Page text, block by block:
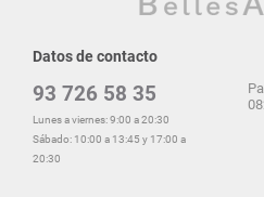
Datos de contacto
93 726 58 35
Lunes a viernes: 9:00 a 20:30
Sábado: 10:00 a 13:45 y 17:00 a
20:30